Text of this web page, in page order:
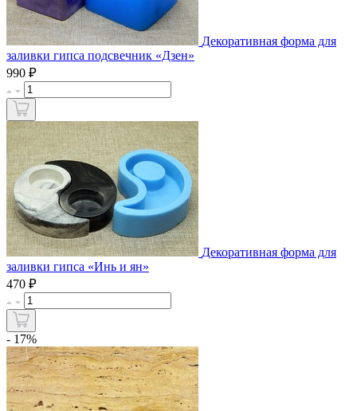
Декоративная форма для
заливки гипса подсвечник «Дзен»
990 ₽
Декоративная форма для
заливки гипса «Инь и ян»
470 ₽
- 17%